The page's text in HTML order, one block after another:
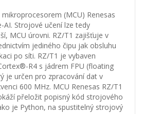
(MCU) Renesas
AI. Strojové učení lze tedy
MCU úrovni. RZ/T1 zajišťuje v
jediného čipu jak obsluhu
po síti. RZ/T1 je vybaven
R4 s jádrem FPU (floating
je určen pro zpracování dat v
600 MHz. MCU Renesas RZ/T1
přeložit popisný kód strojového
je Python, na spustitelný strojový